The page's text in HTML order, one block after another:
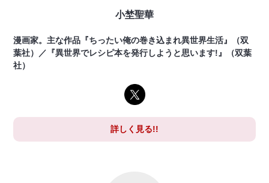
小埜聖華
漫画家。主な作品『ちったい俺の巻き込まれ異世界生活』（双
葉社）／『異世界でレシピ本を発行しようと思います!』（双葉
社）
詳しく見る!!